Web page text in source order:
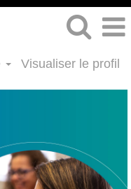
Visualiser le profil